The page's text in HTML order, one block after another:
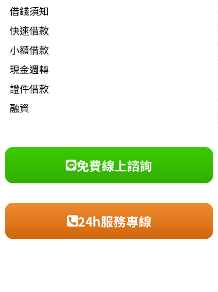
借錢須知
快速借款
小額借款
現金週轉
證件借款
融資
免費線上諮詢
24h服務專線